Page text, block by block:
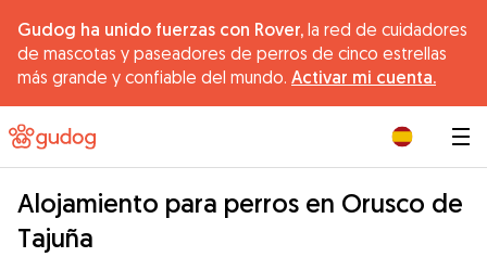
Gudog ha unido fuerzas con Rover, la red de cuidadores
de mascotas y paseadores de perros de cinco estrellas
más grande y confiable del mundo. Activar mi cuenta.
Alojamiento para perros en Orusco de
Tajuña